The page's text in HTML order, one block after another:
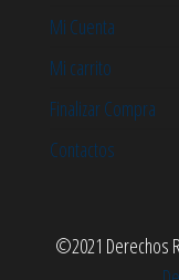
Mi Cuenta
Mi carrito
Finalizar Compra
Contactos
©2021 Derechos